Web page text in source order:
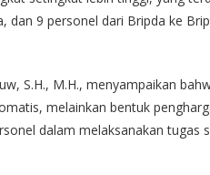
dan 9 personel dari Bripda ke
S.H., M.H., menyampaikan
melainkan bentuk
dalam melaksanakan tugas